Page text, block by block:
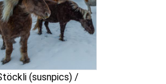
(susnpics) /